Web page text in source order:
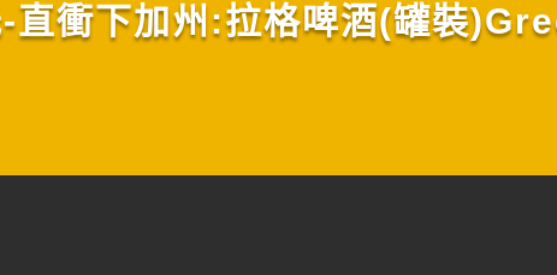
-直衝下加州:拉格啤酒(罐裝